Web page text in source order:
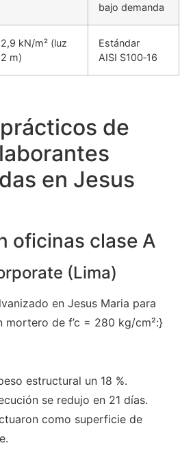
bajo demanda
2,9 kN/m² (luz
2 m)
Estándar
AISI S100‑16
de
en Jesus
oficinas clase A
(Lima)
en Jesus Maria para
mortero de f’c = 280 kg/cm²:}
estructural un 18 %.
se redujo en 21 días.
como superficie de